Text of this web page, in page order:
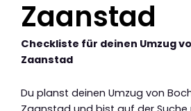
Zaanstad
Checkliste für deinen Umzug
Zaanstad
Du planst deinen Umzug von